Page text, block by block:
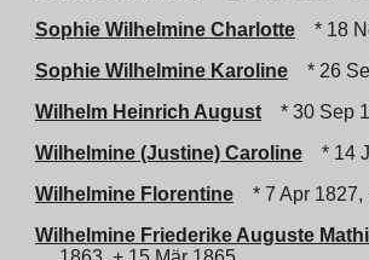
Sophie Wilhelmine Charlotte
* 18
Sophie Wilhelmine Karoline
* 26
Wilhelm Heinrich August
* 30 Sep
Wilhelmine (Justine) Caroline
* 14
Wilhelmine Florentine
* 7 Apr 1827,
Wilhelmine Friederike Auguste